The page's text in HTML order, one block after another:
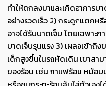
ทำให้ตกลงมาและเกิดอาการบ
อย่างรวดเร็ว 2) กระดูกแตกห
อาจได้รับบาดเจ็บ โดยเฉพาะ
บาดเจ็บรุนแรง 3) เผลอเข้าถึ
เด็กสูงขึ้นในรถหัดเดิน เขาสา
ของร้อน เช่น กาแฟร้อน หม้อบ